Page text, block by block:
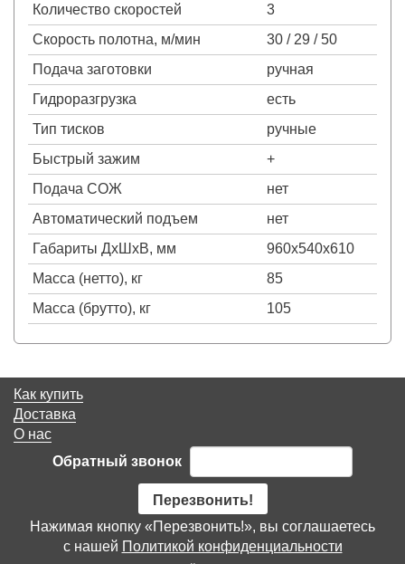
Количество скоростей
3
Скорость полотна, м/мин
30 / 29 / 50
Подача заготовки
ручная
Гидроразгрузка
есть
Тип тисков
ручные
Быстрый зажим
+
Подача СОЖ
нет
Автоматический подъем
нет
Габариты ДхШхВ, мм
960х540х610
Масса (нетто), кг
85
Масса (брутто), кг
105
Как купить
Доставка
О нас
Обратный звонок
Перезвонить!
Нажимая кнопку «Перезвонить!», вы соглашаетесь
с нашей Политикой конфиденциальности